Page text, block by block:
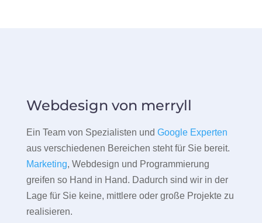
Webdesign von merryll
Ein Team von Spezialisten und Google Experten
aus verschiedenen Bereichen steht für Sie bereit.
Marketing, Webdesign und Programmierung
greifen so Hand in Hand. Dadurch sind wir in der
Lage für Sie keine, mittlere oder große Projekte zu
realisieren.